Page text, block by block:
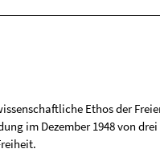
Ethos der
im Dezember 1948 von